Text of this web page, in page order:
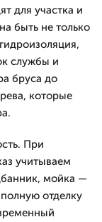
для участка и
быть не только
службы и
бруса до
которые
При
учитываем
мойка —
отделку